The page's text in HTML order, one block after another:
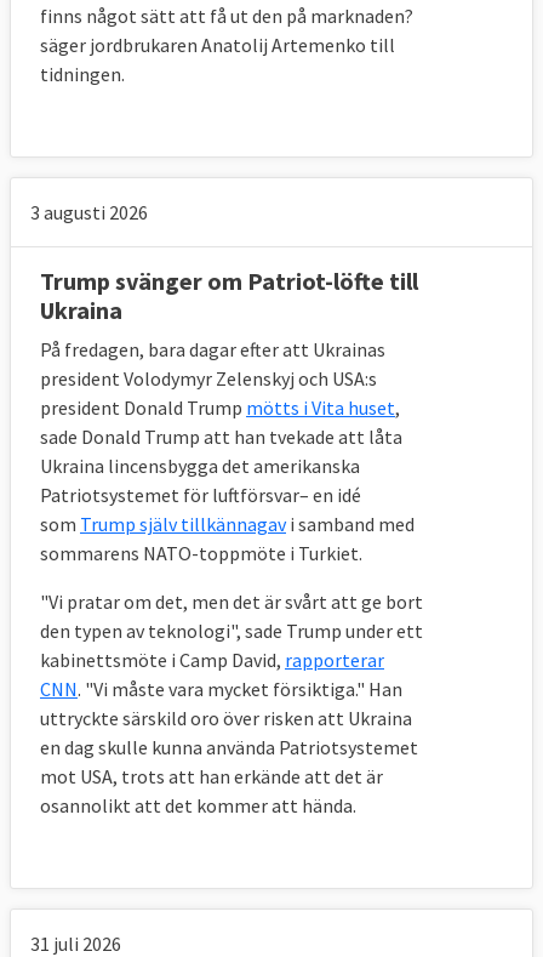
finns något sätt att få ut den på marknaden?
säger jordbrukaren Anatolij Artemenko till
tidningen.
3 augusti 2026
Trump svänger om Patriot-löfte till
Ukraina
På fredagen, bara dagar efter att Ukrainas
president Volodymyr Zelenskyj och USA:s
president Donald Trump mötts i Vita huset,
sade Donald Trump att han tvekade att låta
Ukraina lincensbygga det amerikanska
Patriotsystemet för luftförsvar– en idé
som Trump själv tillkännagavi samband med
sommarens NATO-toppmöte i Turkiet.
"Vi pratar om det, men det är svårt att ge bort
den typen av teknologi", sade Trump under ett
kabinettsmöte i Camp David, rapporterar
CNN. "Vi måste vara mycket försiktiga." Han
uttryckte särskild oro över risken att Ukraina
en dag skulle kunna använda Patriotsystemet
mot USA, trots att han erkände att det är
osannolikt att det kommer att hända.
31 juli 2026